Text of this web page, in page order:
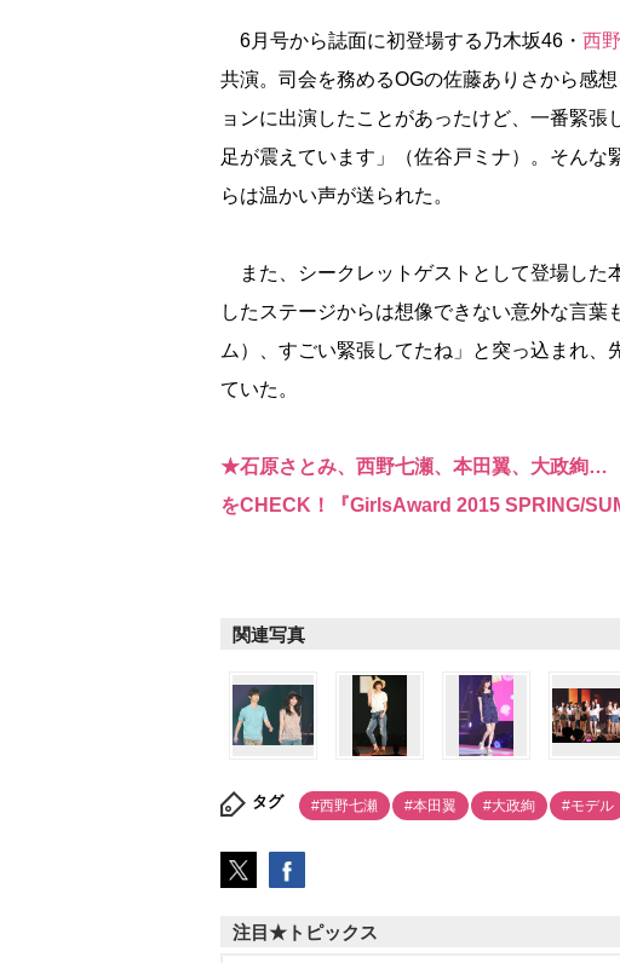
6月号から誌面に初登場する乃木坂46・ 西
共演。司会を務めるOGの佐藤ありさから感
ョンに出演したことがあったけど、一番緊
足が震えています」（佐谷戸ミナ）。そん
らは温かい声が送られた。
また、シークレットゲストとして登場した
したステージからは想像できない意外な言
ム）、すごい緊張してたね」と突っ込まれ
ていた。
★石原さとみ、西野七瀬、本田翼、大政絢…
をCHECK！『GirlsAward 2015 SPRING/
関連写真
タグ #西野七瀬 #本田翼 #大政絢 #モデル
注目★トピックス